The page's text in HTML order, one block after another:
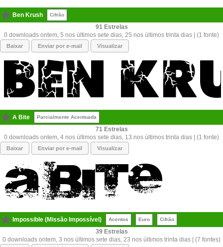
Ben Krush Cifrão
91
0 downloads ontem, 5 nos últimos sete dias, 25 nos últimos trinta dias | (1 fonte)
Baixar Enviar por e-mail Visualizar
A Bite Parcialmente Acentuada
71
0 downloads ontem, 4 nos últimos sete dias, 13 nos últimos trinta dias | (1 fonte)
Baixar Enviar por e-mail Visualizar
Impossible (Missão Impossível) Acentos Euro Cifrão
39
0 downloads ontem, 3 nos últimos sete dias, 23 nos últimos trinta dias | (7 fontes)